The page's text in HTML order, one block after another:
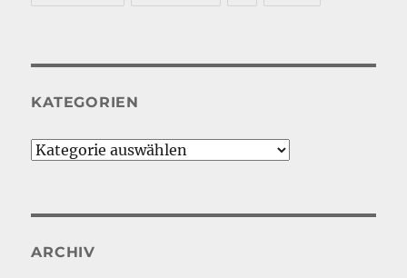
KATEGORIEN
Kategorien
ARCHIV